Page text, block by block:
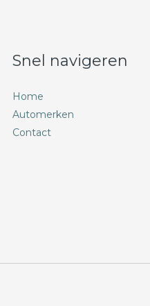
Snel navigeren
Home
Automerken
Contact